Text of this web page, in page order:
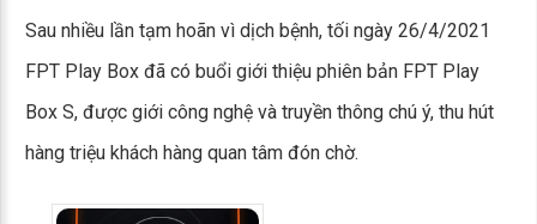
Sau nhiều lần tạm hoãn vì dịch bệnh, tối ngày 26/4/2021
FPT Play Box đã có buổi giới thiệu phiên bản FPT Play
Box S, được giới công nghệ và truyền thông chú ý, thu hút
hàng triệu khách hàng quan tâm đón chờ.